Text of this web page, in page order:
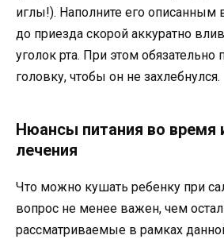
иглы!). Наполните его
до приезда скорой аккуратно
уголок рта. При этом
головку, чтобы он не захлебнулся.
Нюансы питания во время
лечения
Что можно кушать ребенку при
вопрос не менее важен, чем
рассматриваемые в рамках